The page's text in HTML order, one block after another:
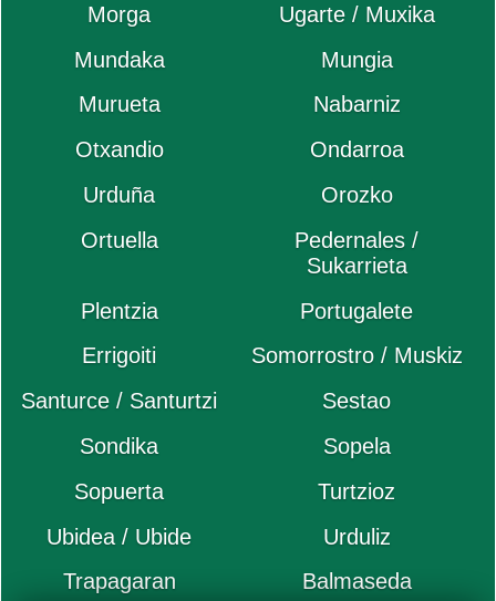
Morga
Ugarte / Muxika
Mundaka
Mungia
Murueta
Nabarniz
Otxandio
Ondarroa
Urduña
Orozko
Ortuella
Pedernales /
Sukarrieta
Plentzia
Portugalete
Errigoiti
Somorrostro / Muskiz
Santurce / Santurtzi
Sestao
Sondika
Sopela
Sopuerta
Turtzioz
Ubidea / Ubide
Urduliz
Trapagaran
Balmaseda